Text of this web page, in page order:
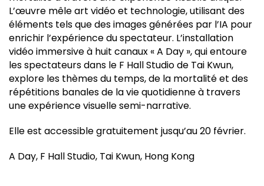
L’œuvre mêle art vidéo et technologie, utilisant des
éléments tels que des images générées par l’IA pour
enrichir l’expérience du spectateur. L’installation
vidéo immersive à huit canaux « A Day », qui entoure
les spectateurs dans le F Hall Studio de Tai Kwun,
explore les thèmes du temps, de la mortalité et des
répétitions banales de la vie quotidienne à travers
une expérience visuelle semi-narrative.
Elle est accessible gratuitement jusqu’au 20 février.
A Day, F Hall Studio, Tai Kwun, Hong Kong